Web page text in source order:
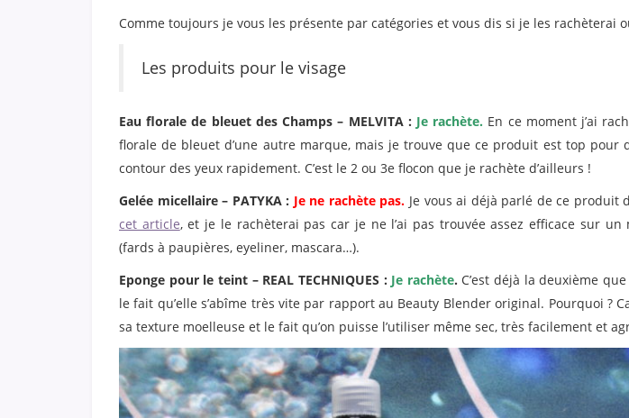
Comme toujours je vous les présente par catégories et vous dis si je les rachèterai
Les produits pour le visage
Eau florale de bleuet des Champs – MELVITA : Je rachète. En ce moment j’ai
florale de bleuet d’une autre marque, mais je trouve que ce produit est top pour
contour des yeux rapidement. C’est le 2 ou 3e flocon que je rachète d’ailleurs !
Gelée micellaire – PATYKA : Je ne rachète pas. Je vous ai déjà parlé de ce produit
cet article, et je le rachèterai pas car je ne l’ai pas trouvée assez efficace sur un
(fards à paupières, eyeliner, mascara…).
Eponge pour le teint – REAL TECHNIQUES : Je rachète. C’est déjà la deuxième
le fait qu’elle s’abîme très vite par rapport au Beauty Blender original. Pourquoi ?
sa texture moelleuse et le fait qu’on puisse l’utiliser même sec, très facilement et